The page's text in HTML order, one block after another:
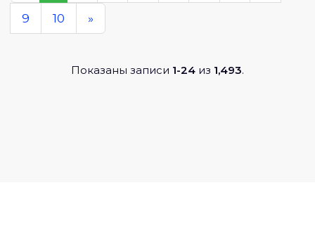
9 10 »
Показаны записи 1-24 из 1,493.